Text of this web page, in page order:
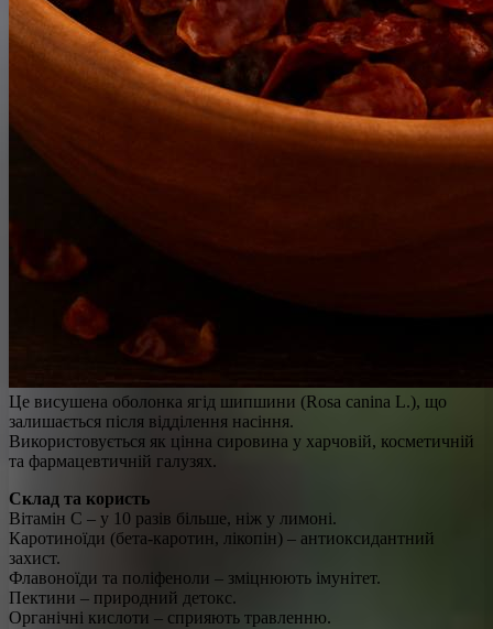
Це висушена оболонка ягід шипшини (Rosa canina L.), що
залишається після відділення насіння.
Використовується як цінна сировина у харчовій, косметичній
та фармацевтичній галузях.
Склад та користь
Вітамін C – у 10 разів більше, ніж у лимоні.
Каротиноїди (бета-каротин, лікопін) – антиоксидантний
захист.
Флавоноїди та поліфеноли – зміцнюють імунітет.
Пектини – природний детокс.
Органічні кислоти – сприяють травленню.